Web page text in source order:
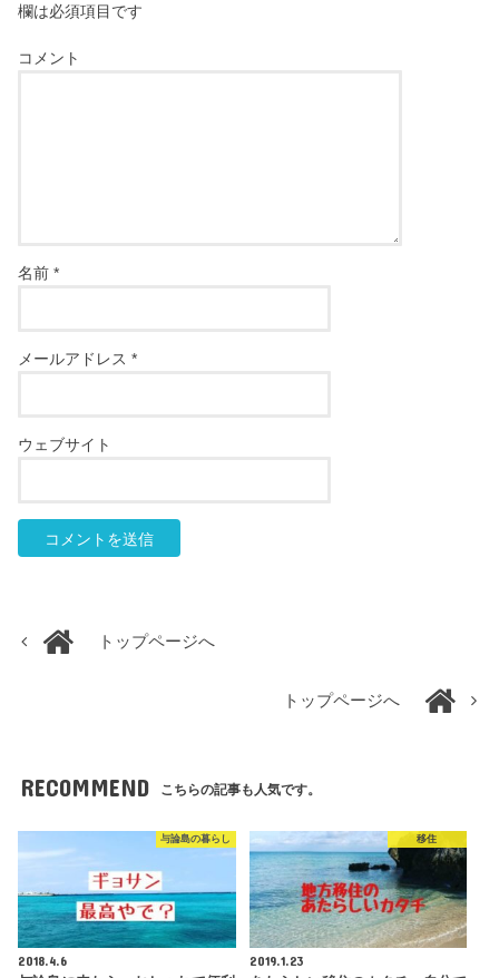
欄は必須項目です
コメント
名前*
メールアドレス*
ウェブサイト
トップページへ
トップページへ
RECOMMEND こちらの記事も人気です。
与論島の暮らし
2018.4.6
移住
2019.1.23